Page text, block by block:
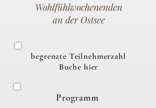
Wohlfühlwochenenden
an der Ostsee
begrenzte Teilnehmerzahl
Buche hier
Programm